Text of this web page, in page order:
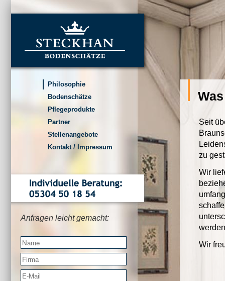
zum
Philosophie
Bodenschätze
Pflegeprodukte
Partner
Stellenangebote
Kontakt / Impressum
Anfragen leicht gemacht:
Name
Firma
E-Mail
Seit
zu
Wir
Wir
Seiten